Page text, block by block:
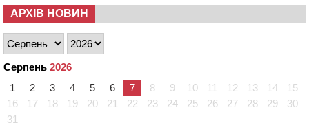
АРХІВ НОВИН
Серпень 2026
1
2 3 4 5 6 7 8 9 10 11 12 13 14
15
16
17 18 19 20 21 22 23 24 25 26 27 28 29
30
31